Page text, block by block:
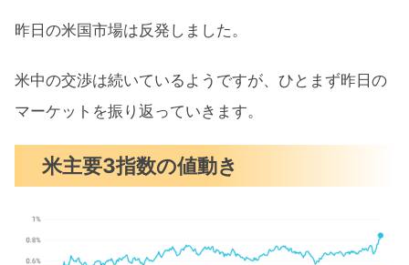
S&P500ヒートマップ
セクター別パフォーマンス
S&P500チャート分析
米国市場のトピックス
マスク氏がテスラを10億ドルの自社株
エヌビディア中国で独禁法違反と判断
昨日の米国市場は反発しました。
米中の交渉は続いているようですが、ひとまず昨日の
マーケットを振り返っていきます。
米主要3指数の値動き